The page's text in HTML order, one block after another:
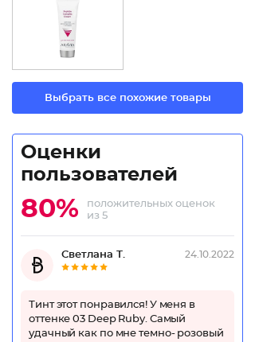
Выбрать все похожие товары
Оценки
пользователей
80%
положительных оценок
из 5
Светлана Т. 24.10.2022
Тинт этот понравился! У меня в
оттенке 03 Deep Ruby. Самый
удачный как по мне темно- розовый